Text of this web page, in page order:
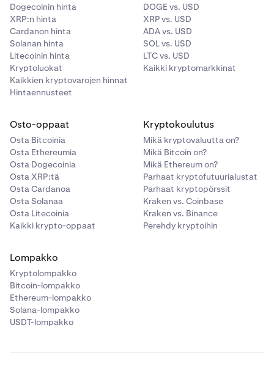
Dogecoinin hinta
XRP:n hinta
Cardanon hinta
Solanan hinta
Litecoinin hinta
Kryptoluokat
Kaikkien kryptovarojen hinnat
Hintaennusteet
DOGE vs. USD
XRP vs. USD
ADA vs. USD
SOL vs. USD
LTC vs. USD
Kaikki kryptomarkkinat
Osto-oppaat
Osta Bitcoinia
Osta Ethereumia
Osta Dogecoinia
Osta XRP:tä
Osta Cardanoa
Osta Solanaa
Osta Litecoinia
Kaikki krypto-oppaat
Kryptokoulutus
Mikä kryptovaluutta on?
Mikä Bitcoin on?
Mikä Ethereum on?
Parhaat kryptofutuurialustat
Parhaat kryptopörssit
Kraken vs. Coinbase
Kraken vs. Binance
Perehdy kryptoihin
Lompakko
Kryptolompakko
Bitcoin-lompakko
Ethereum-lompakko
Solana-lompakko
USDT-lompakko